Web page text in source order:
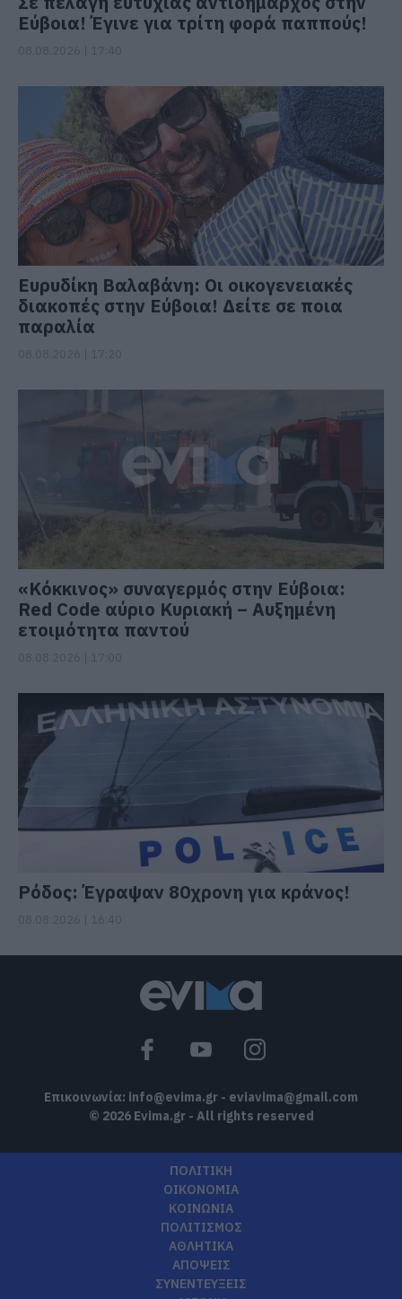
Εύβοια! Έγινε για τρίτη φορά παππούς!
Ευρυδίκη Βαλαβάνη: Οι οικογενειακές
διακοπές στην Εύβοια! Δείτε σε ποια
παραλία
«Κόκκινος» συναγερμός στην Εύβοια:
Red Code αύριο Κυριακή – Αυξημένη
ετοιμότητα παντού
Ρόδος: Έγραψαν 80χρονη για κράνος!
Επικοινωνία: info@evima.gr - eviavima@gmail.com
© 2026 Evima.gr - All rights reserved
ΠΟΛΙΤΙΚΗ
ΟΙΚΟΝΟΜΙΑ
ΚΟΙΝΩΝΙΑ
ΠΟΛΙΤΙΣΜΟΣ
ΑΘΛΗΤΙΚΑ
ΑΠΟΨΕΙΣ
ΣΥΝΕΝΤΕΥΞΕΙΣ